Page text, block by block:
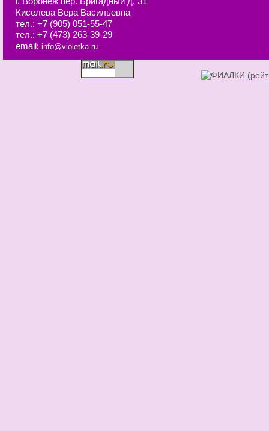
Киселева Вера Васильевна
тел.: +7 (905) 051-55-47
тел.: +7 (473) 263-39-29
email: info@violetka.ru